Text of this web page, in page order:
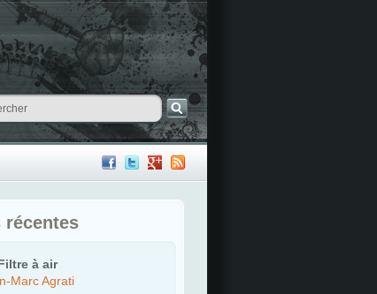
récentes
à air
Marc Agrati